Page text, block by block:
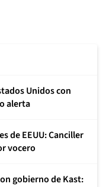
Unidos con
alerta
de EEUU: Canciller
vocero
gobierno de Kast: